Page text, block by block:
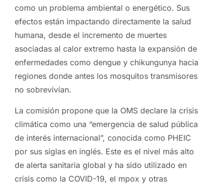
como un problema ambiental o energético. Sus
efectos están impactando directamente la salud
humana, desde el incremento de muertes
asociadas al calor extremo hasta la expansión de
enfermedades como dengue y chikungunya hacia
regiones donde antes los mosquitos transmisores
no sobrevivían.
La comisión propone que la OMS declare la crisis
climática como una “emergencia de salud pública
de interés internacional”, conocida como PHEIC
por sus siglas en inglés. Este es el nivel más alto
de alerta sanitaria global y ha sido utilizado en
crisis como la COVID-19, el mpox y otras